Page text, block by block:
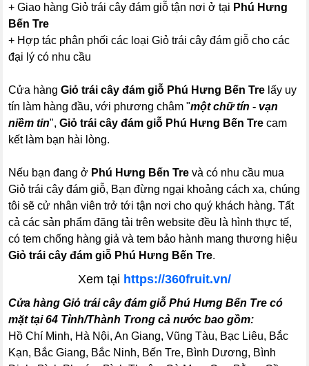
+ Giao hàng Giỏ trái cây đám giỗ tận nơi ở tại Phú Hưng
Bến Tre
+ Hợp tác phân phối các loại Giỏ trái cây đám giỗ cho các
đại lý có nhu cầu
Cửa hàngGiỏ trái cây đám giỗ Phú Hưng Bến Tre lấy uy
tín làm hàng đầu, với phương châm "một chữ tín - vạn
niềm tin",Giỏ trái cây đám giỗ Phú Hưng Bến Tre cam
kết làm bạn hài lòng.
Nếu bạn đang ở Phú Hưng Bến Tre và có nhu cầu mua
Giỏ trái cây đám giỗ, Bạn đừng ngại khoảng cách xa, chúng
tôi sẽ cử nhân viên trở tới tận nơi cho quý khách hàng. Tất
cả các sản phẩm đăng tải trên website đều là hình thực tế,
có tem chống hàng giả và tem bảo hành mang thương hiệu
Giỏ trái cây đám giỗ Phú Hưng Bến Tre.
Xem tại https://360fruit.vn/
Cửa hàng Giỏ trái cây đám giỗ Phú Hưng Bến Tre có
mặt tại 64 Tỉnh/Thành Trong cả nước bao gồm:
Hồ Chí Minh, Hà Nội, An Giang, Vũng Tàu, Bạc Liêu, Bắc
Kạn, Bắc Giang, Bắc Ninh, Bến Tre, Bình Dương, Bình